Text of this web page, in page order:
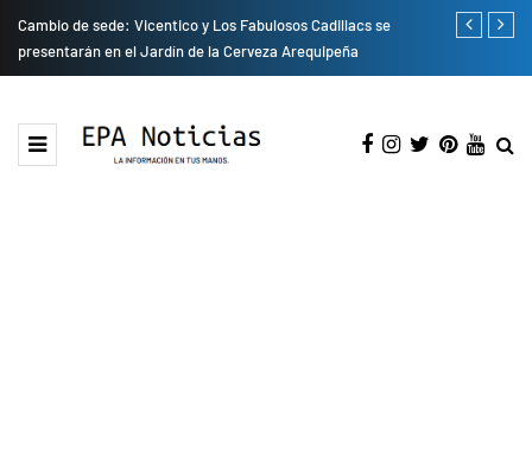
Cambio de sede: Vicentico y Los Fabulosos Cadillacs se
presentarán en el Jardín de la Cerveza Arequipeña
Empresas